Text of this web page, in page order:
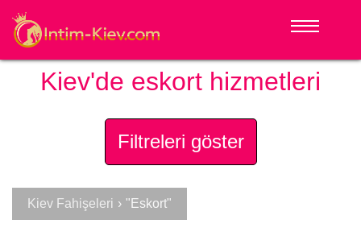
Kiev'de eskort hizmetleri
Filtreleri göster
Kiev Fahişeleri › "Eskort"